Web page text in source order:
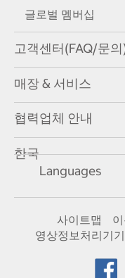
글로벌 멤버십
고객센터(FAQ/문의
매장 & 서비스
협력업체 안내
한국
Languages
사이트맵
영상정보처리기